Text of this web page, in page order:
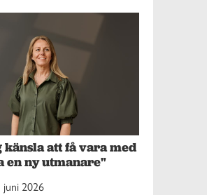
känsla att få vara med
en ny utmanare"
juni 2026